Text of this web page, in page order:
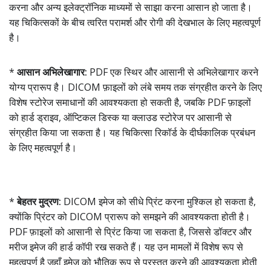
करना और अन्य इलेक्ट्रॉनिक माध्यमों से साझा करना आसान हो जाता है।
यह चिकित्सकों के बीच त्वरित परामर्श और रोगी की देखभाल के लिए महत्वपूर्ण
है।
* आसान अभिलेखागार: PDF एक स्थिर और आसानी से अभिलेखागार करने
योग्य प्रारूप है। DICOM फ़ाइलों को लंबे समय तक संग्रहीत करने के लिए
विशेष स्टोरेज समाधानों की आवश्यकता हो सकती है, जबकि PDF फ़ाइलों
को हार्ड ड्राइव, ऑप्टिकल डिस्क या क्लाउड स्टोरेज पर आसानी से
संग्रहीत किया जा सकता है। यह चिकित्सा रिकॉर्ड के दीर्घकालिक प्रबंधन
के लिए महत्वपूर्ण है।
*बेहतर मुद्रण: DICOM इमेज को सीधे प्रिंट करना मुश्किल हो सकता है,
क्योंकि प्रिंटर को DICOM प्रारूप को समझने की आवश्यकता होती है।
PDF फ़ाइलों को आसानी से प्रिंट किया जा सकता है, जिससे डॉक्टर और
मरीज इमेज की हार्ड कॉपी रख सकते हैं। यह उन मामलों में विशेष रूप से
महत्वपूर्ण है जहाँ इमेज को भौतिक रूप से प्रस्तुत करने की आवश्यकता होती